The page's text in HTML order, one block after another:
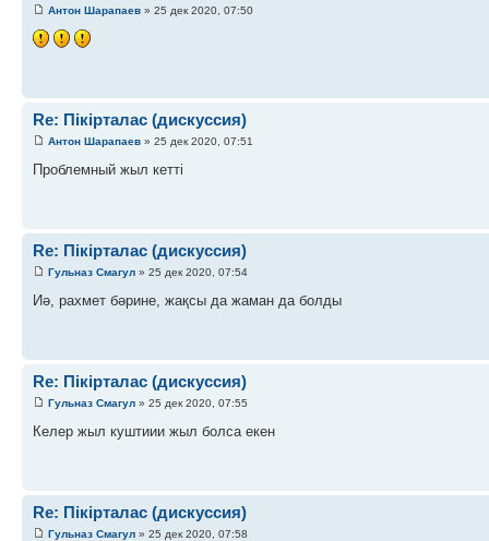
Антон Шарапаев » 25 дек 2020, 07:50
Re: Пікірталас (дискуссия)
Антон Шарапаев » 25 дек 2020, 07:51
Проблемный жыл кетті
Re: Пікірталас (дискуссия)
Гульназ Смагул » 25 дек 2020, 07:54
Иә, рахмет бәрине, жақсы да жаман да болды
Re: Пікірталас (дискуссия)
Гульназ Смагул » 25 дек 2020, 07:55
Келер жыл куштиии жыл болса екен
Re: Пікірталас (дискуссия)
Гульназ Смагул » 25 дек 2020, 07:58